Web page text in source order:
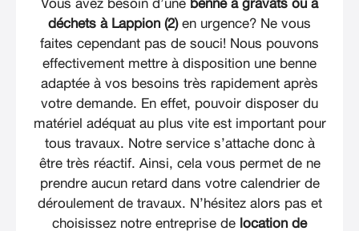
Vous avez besoin d’une benne à gravats ou à
déchets à Lappion (2)en urgence? Ne vous
faites cependant pas de souci! Nous pouvons
effectivement mettre à disposition une benne
adaptée à vos besoins très rapidement après
votre demande. En effet, pouvoir disposer du
matériel adéquat au plus vite est important pour
tous travaux. Notre service s’attache donc à
être très réactif. Ainsi, cela vous permet de ne
prendre aucun retard dans votre calendrier de
déroulement de travaux. N’hésitez alors pas et
choisissez notre entreprise de location de